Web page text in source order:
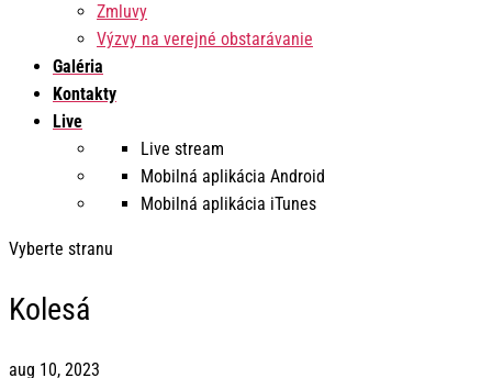
Zmluvy
Výzvy na verejné obstarávanie
Galéria
Kontakty
Live
Live stream
Mobilná aplikácia Android
Mobilná aplikácia iTunes
Vyberte stranu
Kolesá
aug 10, 2023